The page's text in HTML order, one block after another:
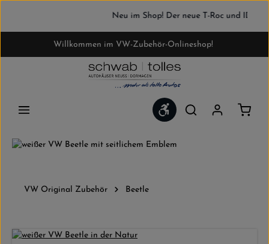
Neu im Shop! Der neue T-Roc und ID.
Willkommen im VW-Zubehör-Onlineshop!
Werkzeugleiste anzeigen
VW Original Zubehör Beetle